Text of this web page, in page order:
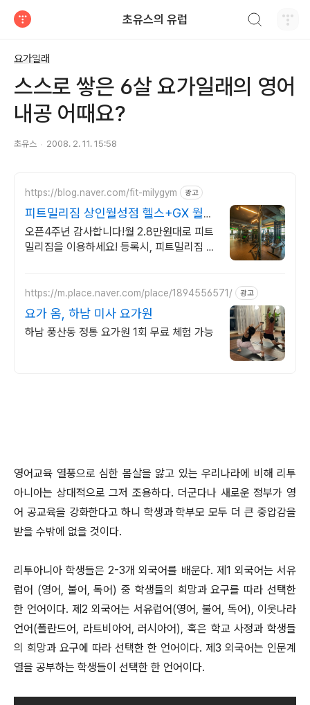
초유스의 유럽
요가일래
스스로 쌓은 6살 요가일래의 영어
내공 어때요?
초유스 2008. 2. 11. 15:58
https://blog.naver.com/fit-milygym 광고
피트밀리짐 상인월성점 헬스+GX 월
최대 2.8만
오픈4주년 감사합니다!월 2.8만원대로 피트
밀리짐을 이용하세요! 등록시, 피트밀리짐 굿
https://m.place.naver.com/place/1894556571/ 광고
요가 옴, 하남 미사 요가원
하남 풍산동 정통 요가원 1회 무료 체험 가능
영어교육 열풍으로 심한 몸살을 앓고 있는 우리나라에 비해 리투
아니아는 상대적으로 그저 조용하다. 더군다나 새로운 정부가 영
어 공교육을 강화한다고 하니 학생과 학부모 모두 더 큰 중압감을
받을 수밖에 없을 것이다.
리투아니아 학생들은 2-3개 외국어를 배운다. 제1 외국어는 서유
럽어 (영어, 불어, 독어) 중 학생들의 희망과 요구를 따라 선택한
한 언어이다. 제2 외국어는 서유럽어(영어, 불어, 독어), 이웃나라
언어(폴란드어, 라트비아어, 러시아어), 혹은 학교 사정과 학생들
의 희망과 요구에 따라 선택한 한 언어이다. 제3 외국어는 인문계
열을 공부하는 학생들이 선택한 한 언어이다.